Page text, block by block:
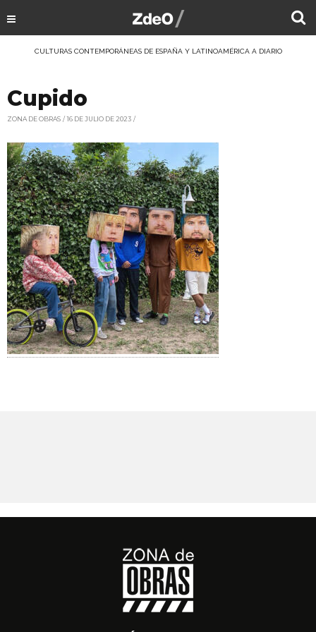
CULTURAS CONTEMPORÁNEAS DE ESPAÑA Y LATINOAMÉRICA A DIARIO
Cupido
ZONA DE OBRAS 16 DE JULIO DE 2023